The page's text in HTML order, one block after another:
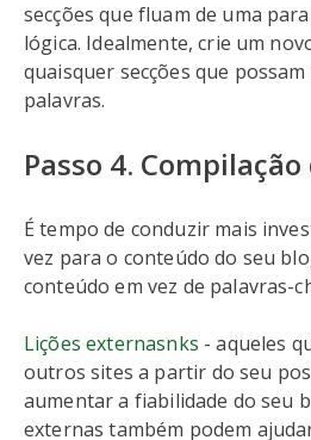
secções que fluam de uma
lógica. Idealmente, crie um
quaisquer secções que
palavras.
Passo 4.
É tempo de conduzir mais
vez para o conteúdo do seu
conteúdo em vez de palavras-
Lições externasnks - aqueles
outros sites a partir do seu
aumentar a fiabilidade do seu
externas também podem